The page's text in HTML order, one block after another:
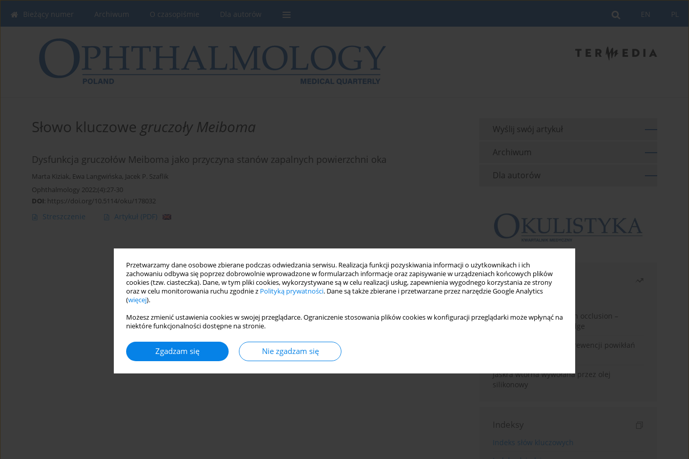
Przetwarzamy dane osobowe zbierane podczas odwiedzania serwisu. Realizacja funkcji pozyskiwania informacji o użytkownikach i ich
zachowaniu odbywa się poprzez dobrowolnie wprowadzone w formularzach informacje oraz zapisywanie w urządzeniach końcowych plików
cookies (tzw. ciasteczka). Dane, w tym pliki cookies, wykorzystywane są w celu realizacji usług, zapewnienia wygodnego korzystania ze strony
oraz w celu monitorowania ruchu zgodnie z Polityką prywatności. Dane są także zbierane i przetwarzane przez narzędzie Google Analytics
(więcej).
Możesz zmienić ustawienia cookies w swojej przeglądarce. Ograniczenie stosowania plików cookies w konfiguracji przeglądarki może wpłynąć na
niektóre funkcjonalności dostępne na stronie.
Zgadzam się Nie zgadzam się
PL
EN
Bieżący numer Archiwum O czasopiśmie Dla autorów
Słowo kluczowe gruczoły Meiboma
Dysfunkcja gruczołów Meiboma jako przyczyna stanów zapalnych powierzchni oka
Marta Kiziak, Ewa Langwińska, Jacek P. Szaflik
Ophthalmology 2022;(4):27-30
DOI: https://doi.org/10.5114/oku/178032
Streszczenie Artykuł (PDF)
Wyślij swój artykuł
Archiwum
Dla autorów
Najczęściej czytane
Miesiąc
Rok
Treatment of retinal vein occlusion –
current state of knowledge
Kwas alfa-liponowy w prewencji powikłań
Jaskra wtórna wywołana przez olej
silikonowy
Indeksy
Indeks słów kluczowych